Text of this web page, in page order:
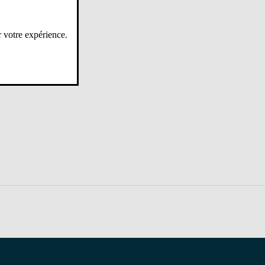
votre expérience.